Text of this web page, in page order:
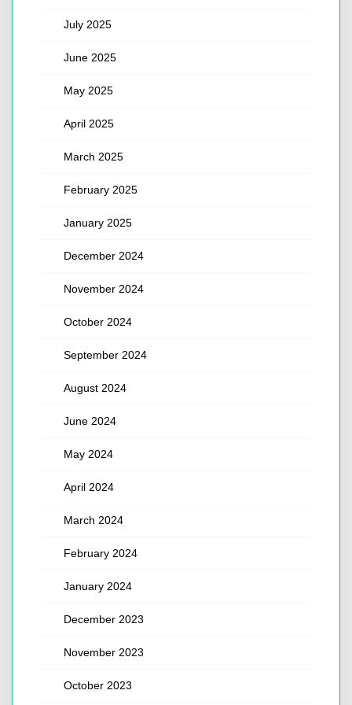
July 2025
June 2025
May 2025
April 2025
March 2025
February 2025
January 2025
December 2024
November 2024
October 2024
September 2024
August 2024
June 2024
May 2024
April 2024
March 2024
February 2024
January 2024
December 2023
November 2023
October 2023